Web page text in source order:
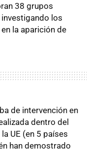
38 grupos
los
la aparición de
de intervención en
dentro del
UE (en 5 países
han demostrado